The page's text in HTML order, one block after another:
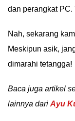
dan perangkat
Nah, sekarang
Meskipun asik,
dimarahi tetangga!
Baca juga artikel
lainnya dari Ayu